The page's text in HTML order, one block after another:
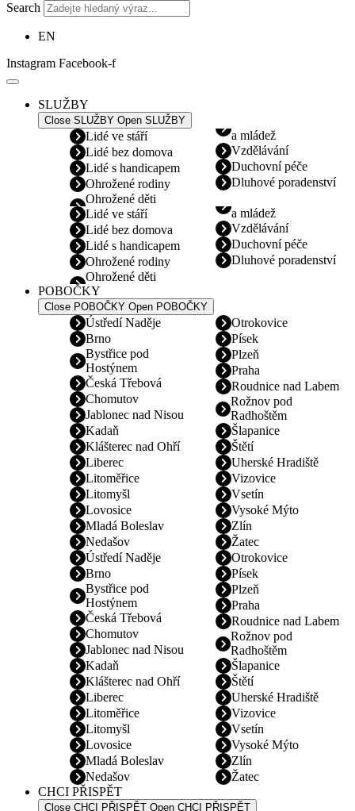
Search
EN
Instagram Facebook-f
SLUŽBY
Close SLUŽBY Open SLUŽBY
Lidé ve stáří
Lidé bez domova
Lidé s handicapem
Ohrožené rodiny
Ohrožené děti
a mládež
Vzdělávání
Duchovní péče
Dluhové poradenství
Lidé ve stáří
Lidé bez domova
Lidé s handicapem
Ohrožené rodiny
Ohrožené děti
a mládež
Vzdělávání
Duchovní péče
Dluhové poradenství
POBOČKY
Close POBOČKY Open POBOČKY
Ústředí Naděje
Brno
Bystřice pod
Hostýnem
Česká Třebová
Chomutov
Jablonec nad Nisou
Kadaň
Klášterec nad Ohří
Liberec
Litoměřice
Litomyšl
Lovosice
Mladá Boleslav
Nedašov
Otrokovice
Písek
Plzeň
Praha
Roudnice nad Labem
Rožnov pod
Radhoštěm
Šlapanice
Štětí
Uherské Hradiště
Vizovice
Vsetín
Vysoké Mýto
Zlín
Žatec
Ústředí Naděje
Brno
Bystřice pod
Hostýnem
Česká Třebová
Chomutov
Jablonec nad Nisou
Kadaň
Klášterec nad Ohří
Liberec
Litoměřice
Litomyšl
Lovosice
Mladá Boleslav
Nedašov
Otrokovice
Písek
Plzeň
Praha
Roudnice nad Labem
Rožnov pod
Radhoštěm
Šlapanice
Štětí
Uherské Hradiště
Vizovice
Vsetín
Vysoké Mýto
Zlín
Žatec
CHCI PŘISPĚT
Close CHCI PŘISPĚT Open CHCI PŘISPĚT